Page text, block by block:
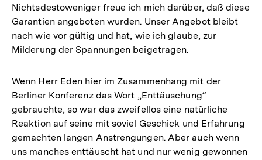
Nichtsdestoweniger freue ich mich darüber, daß diese
Garantien angeboten wurden. Unser Angebot bleibt
nach wie vor gültig und hat, wie ich glaube, zur
Milderung der Spannungen beigetragen.
Wenn Herr Eden hier im Zusammenhang mit der
Berliner Konferenz das Wort „Enttäuschung“
gebrauchte, so war das zweifellos eine natürliche
Reaktion auf seine mit soviel Geschick und Erfahrung
gemachten langen Anstrengungen. Aber auch wenn
uns manches enttäuscht hat und nur wenig gewonnen